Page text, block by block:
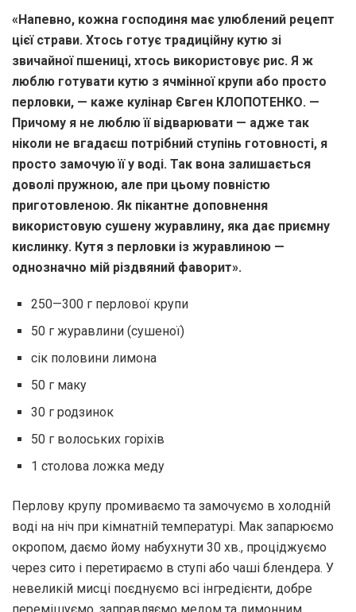
«Напевно, кожна господиня має улюблений рецепт
цієї страви. Хтось готує традиційну кутю зі
звичайної пшениці, хтось використовує рис. Я ж
люблю готувати кутю з ячмінної крупи або просто
перловки, — каже кулінар Євген КЛОПОТЕНКО. —
Причому я не люблю її відварювати — адже так
ніколи не вгадаєш потрібний ступінь готовності, я
просто замочую її у воді. Так вона залишається
доволі пружною, але при цьому повністю
приготовленою. Як пікантне доповнення
використовую сушену журавлину, яка дає приємну
кислинку. Кутя з перловки із журавлиною —
однозначно мій різдвяний фаворит».
250—300 г перлової крупи
50 г журавлини (сушеної)
сік половини лимона
50 г маку
30 г родзинок
50 г волоських горіхів
1 столова ложка меду
Перлову крупу промиваємо та замочуємо в холодній
воді на ніч при кімнатній температурі. Мак запарюємо
окропом, даємо йому набухнути 30 хв., проціджуємо
через сито і перетираємо в ступі або чаші блендера. У
невеликій мисці поєднуємо всі інгредієнти, добре